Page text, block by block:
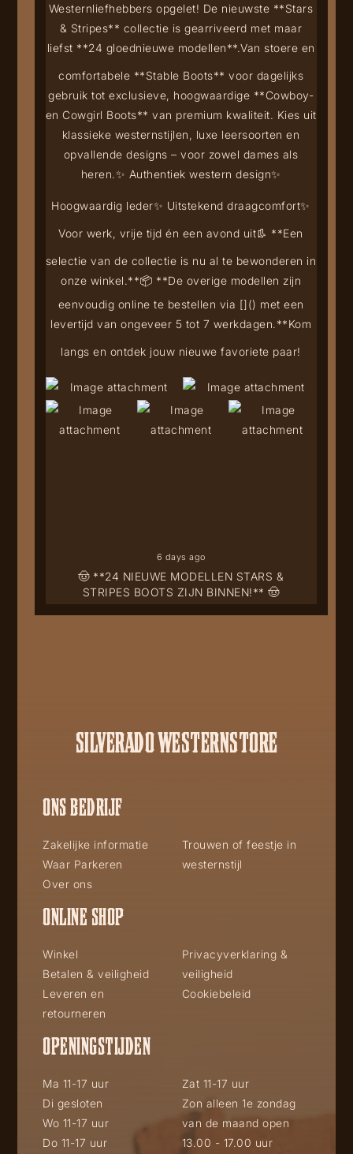
🤠 **24 NIEUWE MODELLEN STARS &
STRIPES BOOTS ZIJN BINNEN!** 🤠
Westernliefhebbers opgelet! De nieuwste **Stars
& Stripes** collectie is gearriveerd met maar
liefst **24 gloednieuwe modellen**.Van stoere en
comfortabele **Stable Boots** voor dagelijks
gebruik tot exclusieve, hoogwaardige **Cowboy-
en Cowgirl Boots** van premium kwaliteit. Kies uit
klassieke westernstijlen, luxe leersoorten en
opvallende designs – voor zowel dames als
heren.✨ Authentiek western design✨
Hoogwaardig leder✨ Uitstekend draagcomfort✨
Voor werk, vrije tijd én een avond uit👢 **Een
selectie van de collectie is nu al te bewonderen in
onze winkel.**📦 **De overige modellen zijn
eenvoudig online te bestellen via []() met een
levertijd van ongeveer 5 tot 7 werkdagen.**Kom
langs en ontdek jouw nieuwe favoriete paar!
6 days ago
SILVERADO WESTERNSTORE
ONS BEDRIJF
Zakelijke informatie
Waar Parkeren
Over ons
Trouwen of feestje in
westernstijl
ONLINE SHOP
Winkel
Betalen & veiligheid
Leveren en
retourneren
Privacyverklaring &
veiligheid
Cookiebeleid
OPENINGSTIJDEN
Ma 11-17 uur
Di gesloten
Wo 11-17 uur
Do 11-17 uur
Zat 11-17 uur
Zon alleen 1e zondag
van de maand open
13.00 - 17.00 uur